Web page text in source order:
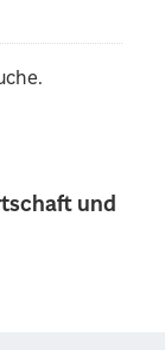
und